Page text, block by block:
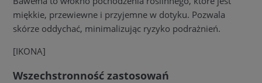
miękkie, przewiewne i przyjemne w dotyku. Pozwala
skórze oddychać, minimalizując ryzyko podrażnień.
[IKONA]
Wszechstronność zastosowań